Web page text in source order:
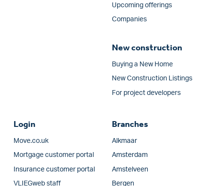
Upcoming offerings
Companies
New construction
Buying a New Home
New Construction Listings
For project developers
Login
Move.co.uk
Mortgage customer portal
Insurance customer portal
VLIEGweb staff
Branches
Alkmaar
Amsterdam
Amstelveen
Bergen